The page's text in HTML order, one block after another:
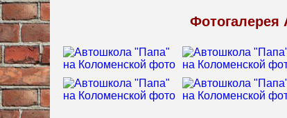
Фотогалерея